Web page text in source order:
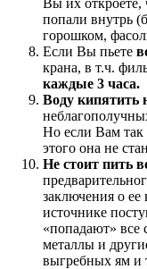
попали внутрь
горошком,
Если Вы пьете
крана, в т.ч.
каждые 3 часа.
Воду кипятить
Но если Вам так
этого она не
Не стоит пить
заключения о ее
источнике
«попадают» все
металлы и
выгребных ям и